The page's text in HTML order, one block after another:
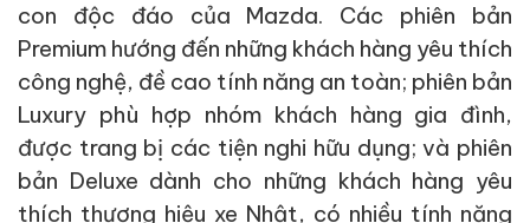
con độc đáo của Mazda. Các phiên bản
Premium hướng đến những khách hàng yêu thích
công nghệ, đề cao tính năng an toàn; phiên bản
Luxury phù hợp nhóm khách hàng gia đình,
được trang bị các tiện nghi hữu dụng; và phiên
bản Deluxe dành cho những khách hàng yêu
thích thương hiệu xe Nhật, có nhiều tính năng